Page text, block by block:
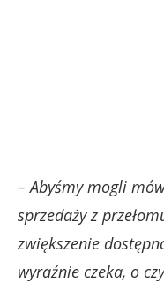
– Abyśmy mogli
sprzedaży z
zwiększenie
wyraźnie czeka, o